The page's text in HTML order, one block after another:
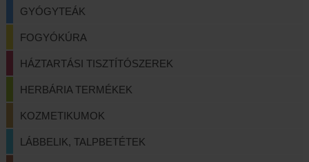
GYÓGYTEÁK
FOGYÓKÚRA
HÁZTARTÁSI TISZTÍTÓSZEREK
HERBÁRIA TERMÉKEK
KOZMETIKUMOK
LÁBBELIK, TALPBETÉTEK